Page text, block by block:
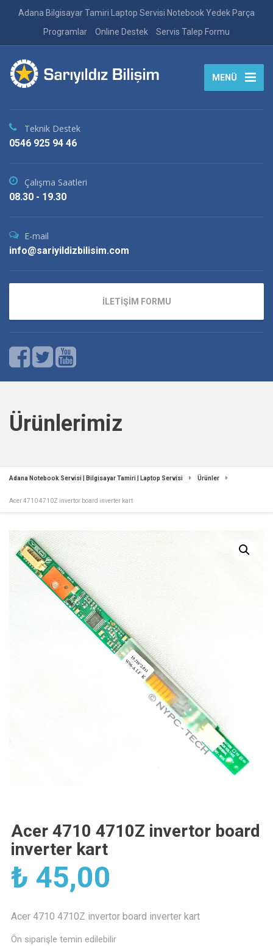
Adana Bilgisayar Tamiri Laptop Servisi Notebook Yedek Parça
Programlar
Online Destek Servis Talep Formu
MENÜ
Teknik Destek
0546 925 94 46
Çalışma Saatleri
08.30 - 19.30
E-mail
info@sariyildizbilisim.com
İLETİŞİM FORMU
Ürünlerimiz
Adana Notebook Servisi | Bilgisayar Tamiri | Laptop Servisi Ürünler
Acer 4710 4710Z invertor board inverter kart
Acer 4710 4710Z invertor board
inverter kart
₺ 45,00
Acer 4710 4710Z invertor board inverter kart
Ön siparişle temin edilebilir